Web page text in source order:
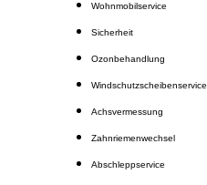
Wohnmobilservice
Sicherheit
Ozonbehandlung
Windschutzscheibenservice
Achsvermessung
Zahnriemenwechsel
Abschleppservice